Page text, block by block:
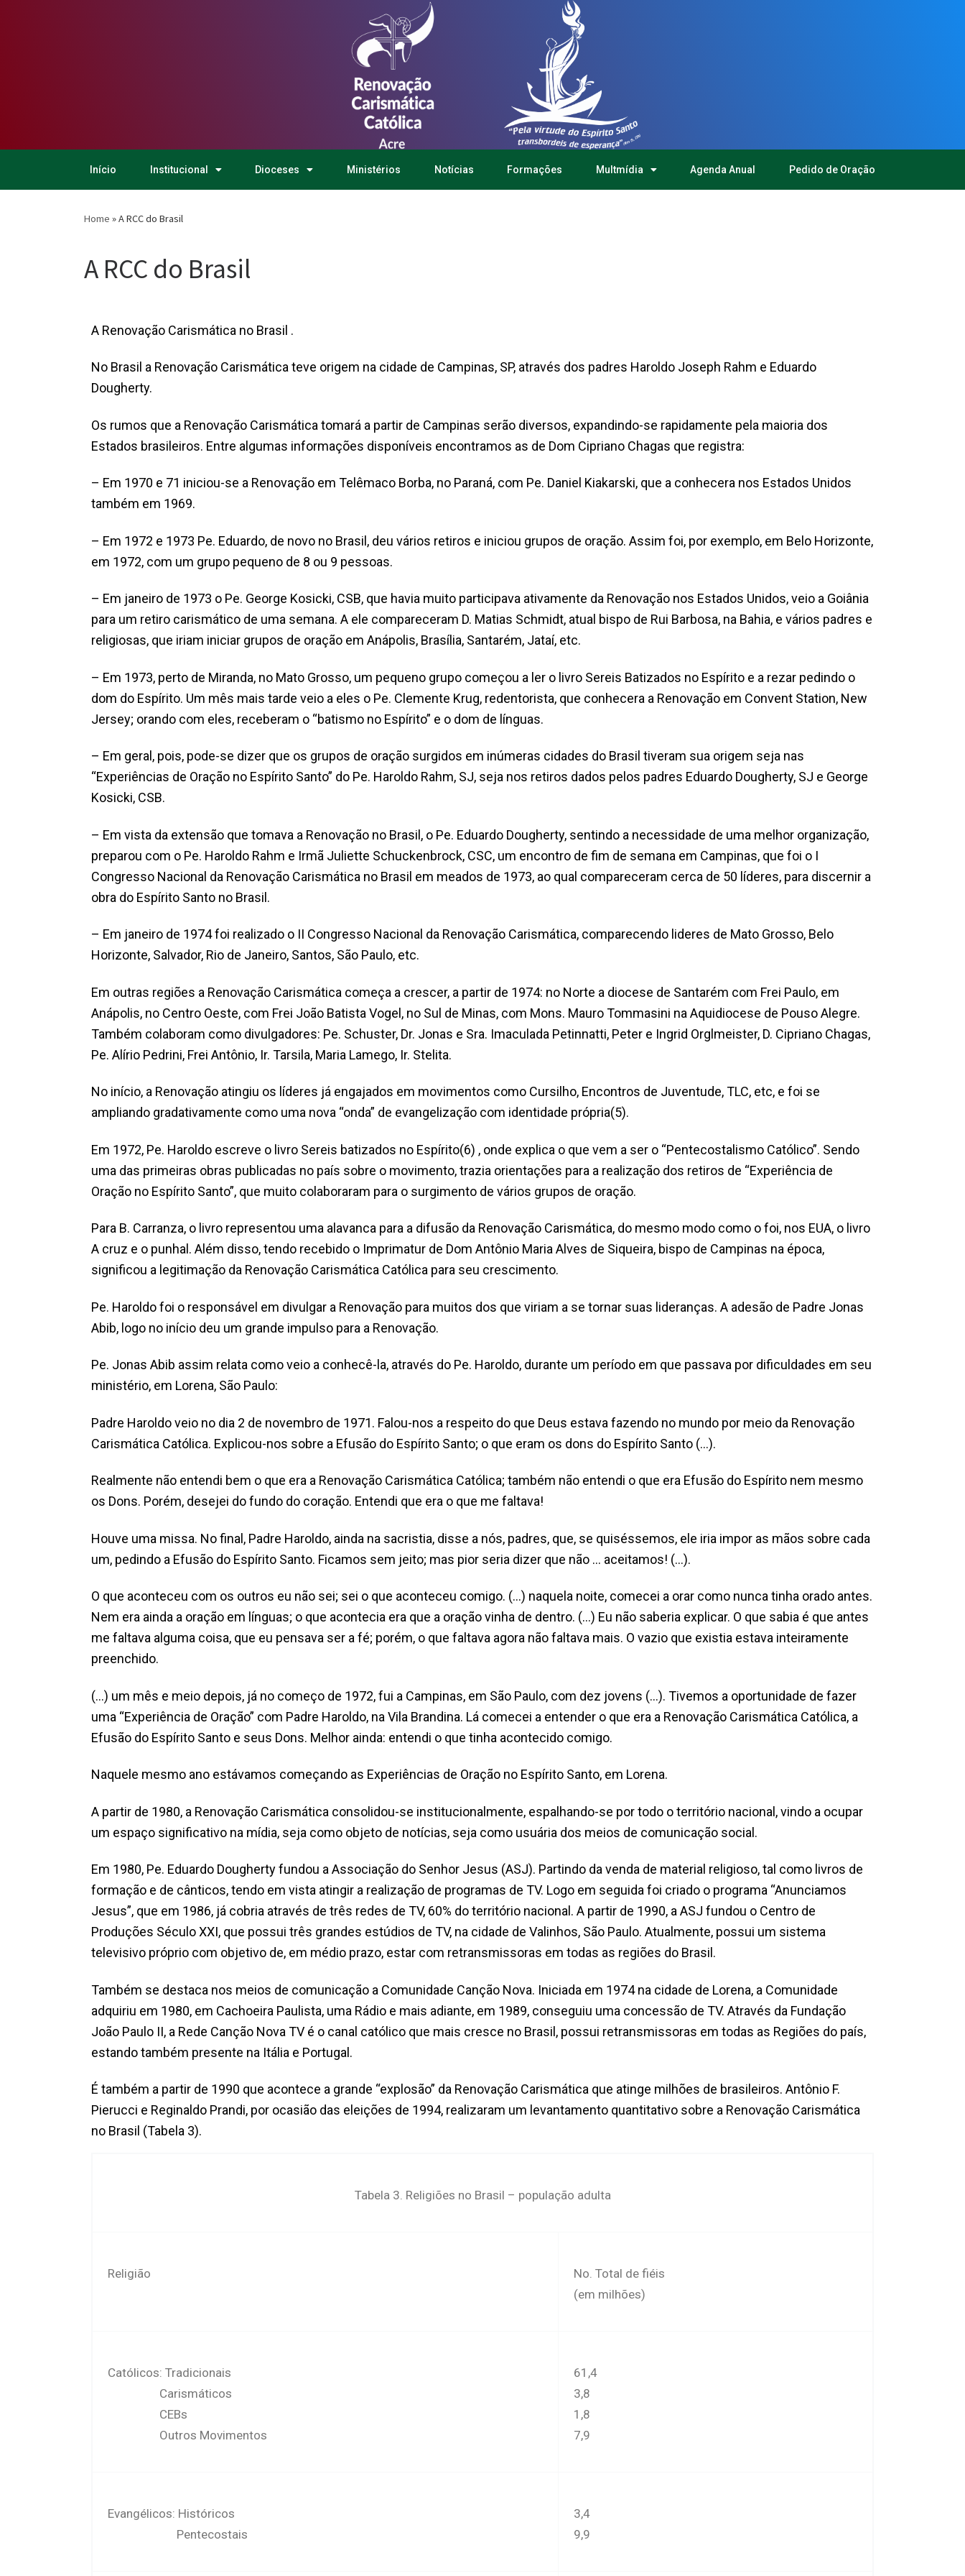
Início Institucional Dioceses Ministérios Notícias Formações Multmídia Agenda Anual Pedido de Oração
Home »A RCC do Brasil
A RCC do Brasil
A Renovação Carismática no Brasil .
No Brasil a Renovação Carismática teve origem na cidade de Campinas, SP, através dos padres Haroldo Joseph Rahm e Eduardo
Dougherty.
Os rumos que a Renovação Carismática tomará a partir de Campinas serão diversos, expandindo-se rapidamente pela maioria dos
Estados brasileiros. Entre algumas informações disponíveis encontramos as de Dom Cipriano Chagas que registra:
– Em 1970 e 71 iniciou-se a Renovação em Telêmaco Borba, no Paraná, com Pe. Daniel Kiakarski, que a conhecera nos Estados Unidos
também em 1969.
– Em 1972 e 1973 Pe. Eduardo, de novo no Brasil, deu vários retiros e iniciou grupos de oração. Assim foi, por exemplo, em Belo Horizonte,
em 1972, com um grupo pequeno de 8 ou 9 pessoas.
– Em janeiro de 1973 o Pe. George Kosicki, CSB, que havia muito participava ativamente da Renovação nos Estados Unidos, veio a Goiânia
para um retiro carismático de uma semana. A ele compareceram D. Matias Schmidt, atual bispo de Rui Barbosa, na Bahia, e vários padres e
religiosas, que iriam iniciar grupos de oração em Anápolis, Brasília, Santarém, Jataí, etc.
– Em 1973, perto de Miranda, no Mato Grosso, um pequeno grupo começou a ler o livro Sereis Batizados no Espírito e a rezar pedindo o
dom do Espírito. Um mês mais tarde veio a eles o Pe. Clemente Krug, redentorista, que conhecera a Renovação em Convent Station, New
Jersey; orando com eles, receberam o “batismo no Espírito” e o dom de línguas.
– Em geral, pois, pode-se dizer que os grupos de oração surgidos em inúmeras cidades do Brasil tiveram sua origem seja nas
“Experiências de Oração no Espírito Santo” do Pe. Haroldo Rahm, SJ, seja nos retiros dados pelos padres Eduardo Dougherty, SJ e George
Kosicki, CSB.
– Em vista da extensão que tomava a Renovação no Brasil, o Pe. Eduardo Dougherty, sentindo a necessidade de uma melhor organização,
preparou com o Pe. Haroldo Rahm e Irmã Juliette Schuckenbrock, CSC, um encontro de fim de semana em Campinas, que foi o I
Congresso Nacional da Renovação Carismática no Brasil em meados de 1973, ao qual compareceram cerca de 50 líderes, para discernir a
obra do Espírito Santo no Brasil.
– Em janeiro de 1974 foi realizado o II Congresso Nacional da Renovação Carismática, comparecendo lideres de Mato Grosso, Belo
Horizonte, Salvador, Rio de Janeiro, Santos, São Paulo, etc.
Em outras regiões a Renovação Carismática começa a crescer, a partir de 1974: no Norte a diocese de Santarém com Frei Paulo, em
Anápolis, no Centro Oeste, com Frei João Batista Vogel, no Sul de Minas, com Mons. Mauro Tommasini na Aquidiocese de Pouso Alegre.
Também colaboram como divulgadores: Pe. Schuster, Dr. Jonas e Sra. Imaculada Petinnatti, Peter e Ingrid Orglmeister, D. Cipriano Chagas,
Pe. Alírio Pedrini, Frei Antônio, Ir. Tarsila, Maria Lamego, Ir. Stelita.
No início, a Renovação atingiu os líderes já engajados em movimentos como Cursilho, Encontros de Juventude, TLC, etc, e foi se
ampliando gradativamente como uma nova “onda” de evangelização com identidade própria(5).
Em 1972, Pe. Haroldo escreve o livro Sereis batizados no Espírito(6) , onde explica o que vem a ser o “Pentecostalismo Católico”. Sendo
uma das primeiras obras publicadas no país sobre o movimento, trazia orientações para a realização dos retiros de “Experiência de
Oração no Espírito Santo”, que muito colaboraram para o surgimento de vários grupos de oração.
Para B. Carranza, o livro representou uma alavanca para a difusão da Renovação Carismática, do mesmo modo como o foi, nos EUA, o livro
A cruz e o punhal. Além disso, tendo recebido o Imprimatur de Dom Antônio Maria Alves de Siqueira, bispo de Campinas na época,
significou a legitimação da Renovação Carismática Católica para seu crescimento.
Pe. Haroldo foi o responsável em divulgar a Renovação para muitos dos que viriam a se tornar suas lideranças. A adesão de Padre Jonas
Abib, logo no início deu um grande impulso para a Renovação.
Pe. Jonas Abib assim relata como veio a conhecê-la, através do Pe. Haroldo, durante um período em que passava por dificuldades em seu
ministério, em Lorena, São Paulo:
Padre Haroldo veio no dia 2 de novembro de 1971. Falou-nos a respeito do que Deus estava fazendo no mundo por meio da Renovação
Carismática Católica. Explicou-nos sobre a Efusão do Espírito Santo; o que eram os dons do Espírito Santo (…).
Realmente não entendi bem o que era a Renovação Carismática Católica; também não entendi o que era Efusão do Espírito nem mesmo
os Dons. Porém, desejei do fundo do coração. Entendi que era o que me faltava!
Houve uma missa. No final, Padre Haroldo, ainda na sacristia, disse a nós, padres, que, se quiséssemos, ele iria impor as mãos sobre cada
um, pedindo a Efusão do Espírito Santo. Ficamos sem jeito; mas pior seria dizer que não … aceitamos! (…).
O que aconteceu com os outros eu não sei; sei o que aconteceu comigo. (…) naquela noite, comecei a orar como nunca tinha orado antes.
Nem era ainda a oração em línguas; o que acontecia era que a oração vinha de dentro. (…) Eu não saberia explicar. O que sabia é que antes
me faltava alguma coisa, que eu pensava ser a fé; porém, o que faltava agora não faltava mais. O vazio que existia estava inteiramente
preenchido.
(…) um mês e meio depois, já no começo de 1972, fui a Campinas, em São Paulo, com dez jovens (…). Tivemos a oportunidade de fazer
uma “Experiência de Oração” com Padre Haroldo, na Vila Brandina. Lá comecei a entender o que era a Renovação Carismática Católica, a
Efusão do Espírito Santo e seus Dons. Melhor ainda: entendi o que tinha acontecido comigo.
Naquele mesmo ano estávamos começando as Experiências de Oração no Espírito Santo, em Lorena.
A partir de 1980, a Renovação Carismática consolidou-se institucionalmente, espalhando-se por todo o território nacional, vindo a ocupar
um espaço significativo na mídia, seja como objeto de notícias, seja como usuária dos meios de comunicação social.
Em 1980, Pe. Eduardo Dougherty fundou a Associação do Senhor Jesus (ASJ). Partindo da venda de material religioso, tal como livros de
formação e de cânticos, tendo em vista atingir a realização de programas de TV. Logo em seguida foi criado o programa “Anunciamos
Jesus”, que em 1986, já cobria através de três redes de TV, 60% do território nacional. A partir de 1990, a ASJ fundou o Centro de
Produções Século XXI, que possui três grandes estúdios de TV, na cidade de Valinhos, São Paulo. Atualmente, possui um sistema
televisivo próprio com objetivo de, em médio prazo, estar com retransmissoras em todas as regiões do Brasil.
Também se destaca nos meios de comunicação a Comunidade Canção Nova. Iniciada em 1974 na cidade de Lorena, a Comunidade
adquiriu em 1980, em Cachoeira Paulista, uma Rádio e mais adiante, em 1989, conseguiu uma concessão de TV. Através da Fundação
João Paulo II, a Rede Canção Nova TV é o canal católico que mais cresce no Brasil, possui retransmissoras em todas as Regiões do país,
estando também presente na Itália e Portugal.
É também a partir de 1990 que acontece a grande “explosão” da Renovação Carismática que atinge milhões de brasileiros. Antônio F.
Pierucci e Reginaldo Prandi, por ocasião das eleições de 1994, realizaram um levantamento quantitativo sobre a Renovação Carismática
no Brasil (Tabela 3).
Tabela 3. Religiões no Brasil – população adulta
Religião
No. Total de fiéis
(em milhões)
Católicos: Tradicionais
Carismáticos
CEBs
Outros Movimentos
61,4
3,8
1,8
7,9
Evangélicos: Históricos
Pentecostais
3,4
9,9